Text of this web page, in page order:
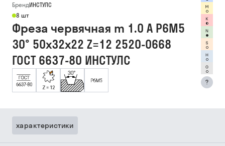
БрендИНСТУЛС
8 шт
Фреза червячная m 1.0 А Р6М5
30° 50х32х22 Z=12 2520-0668
ГОСТ 6637-80 ИНСТУЛС
?
характеристики